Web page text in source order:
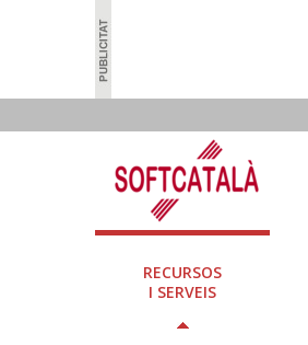
RECURSOS
I SERVEIS